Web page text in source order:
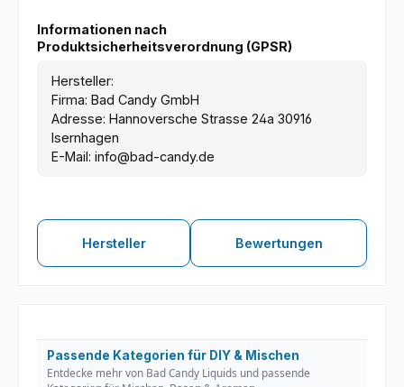
Informationen nach
Produktsicherheitsverordnung (GPSR)
Hersteller:
Firma: Bad Candy GmbH
Adresse: Hannoversche Strasse 24a 30916
Isernhagen
E-Mail: info@bad-candy.de
Hersteller Bewertungen
Passende Kategorien für DIY & Mischen
Entdecke mehr von Bad Candy Liquids und passende